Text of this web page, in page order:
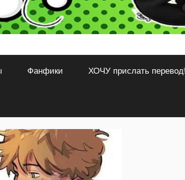
Фанфики ХОЧУ прислать перевод!